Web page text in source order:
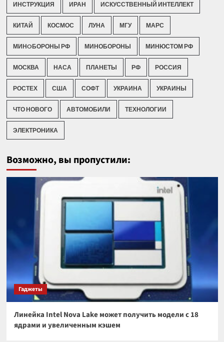
ИНСТРУКЦИЯ ИРАН ИСКУССТВЕННЫЙ ИНТЕЛЛЕКТ
КИТАЙ КОСМОС ЛУНА МГУ МАРС
МИНOБОРОНЫ РФ МИНОБОРОНЫ МИНЮСТОМ РФ
МОСКВА НАСА ПЛАНЕТЫ РФ РОССИЯ
РОСТЕХ США СОФТ УКРАИНА УКРАИНЫ
ЧТО НОВОГО АВТОМОБИЛИ ТЕХНОЛОГИИ
ЭЛЕКТРОНИКА
Возможно, вы пропустили:
Гаджеты
Линейка Intel Nova Lake может получить модели с 18
ядрами и увеличенным кэшем